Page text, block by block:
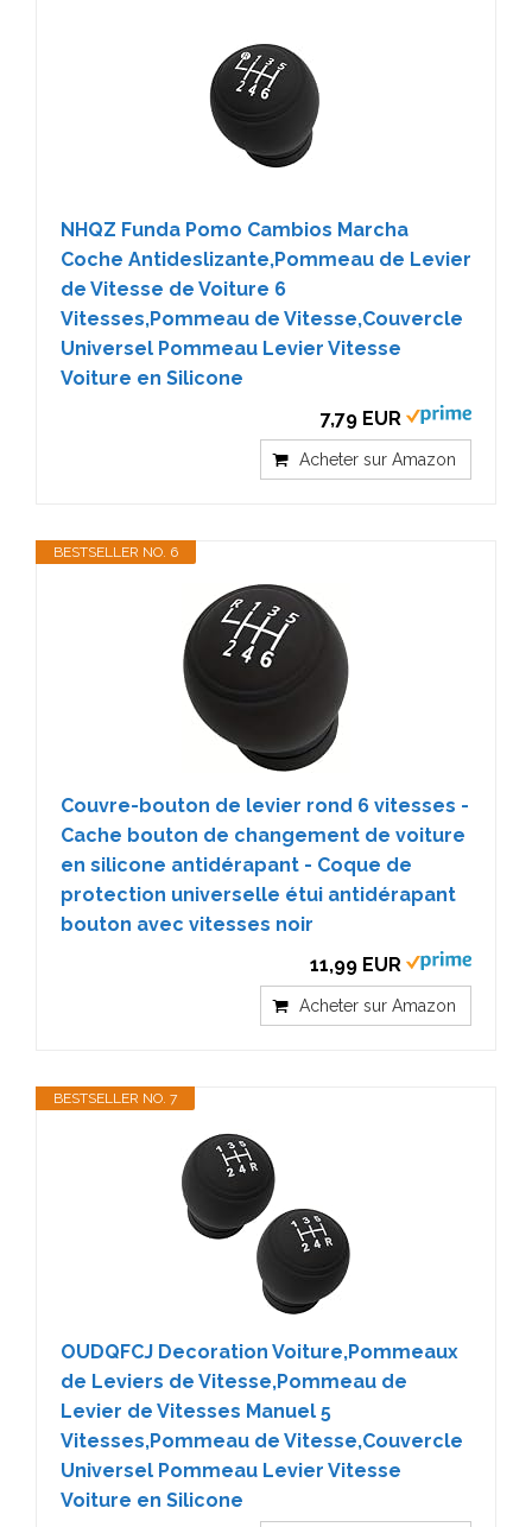
NHQZ Funda Pomo Cambios Marcha
Coche Antideslizante,Pommeau de Levier
de Vitesse de Voiture 6
Vitesses,Pommeau de Vitesse,Couvercle
Universel Pommeau Levier Vitesse
Voiture en Silicone
7,79 EUR
Acheter sur Amazon
BESTSELLER NO. 6
Couvre-bouton de levier rond 6 vitesses -
Cache bouton de changement de voiture
en silicone antidérapant - Coque de
protection universelle étui antidérapant
bouton avec vitesses noir
11,99 EUR
Acheter sur Amazon
BESTSELLER NO. 7
OUDQFCJ Decoration Voiture,Pommeaux
de Leviers de Vitesse,Pommeau de
Levier de Vitesses Manuel 5
Vitesses,Pommeau de Vitesse,Couvercle
Universel Pommeau Levier Vitesse
Voiture en Silicone